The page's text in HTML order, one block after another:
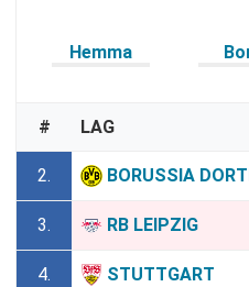
Hemma
# LAG
2. BORUSSIA
3. RB LEIPZIG
4. STUTTGART